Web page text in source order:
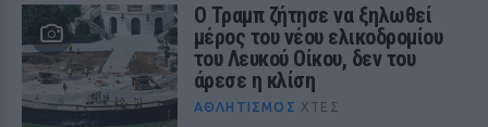
Ο Τραμπ ζήτησε να ξηλωθεί
μέρος του νέου ελικοδρομίου
του Λευκού Οίκου, δεν του
άρεσε η κλίση
ΑΘΛΗΤΙΣΜΌΣ ΧΤΕΣ